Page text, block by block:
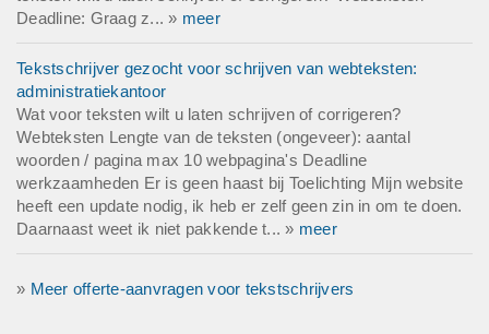
Deadline: Graag z... » meer
Tekstschrijver gezocht voor schrijven van webteksten:
administratiekantoor
Wat voor teksten wilt u laten schrijven of corrigeren?
Webteksten Lengte van de teksten (ongeveer): aantal
woorden / pagina max 10 webpagina's Deadline
werkzaamheden Er is geen haast bij Toelichting Mijn website
heeft een update nodig, ik heb er zelf geen zin in om te doen.
Daarnaast weet ik niet pakkende t... » meer
» Meer offerte-aanvragen voor tekstschrijvers